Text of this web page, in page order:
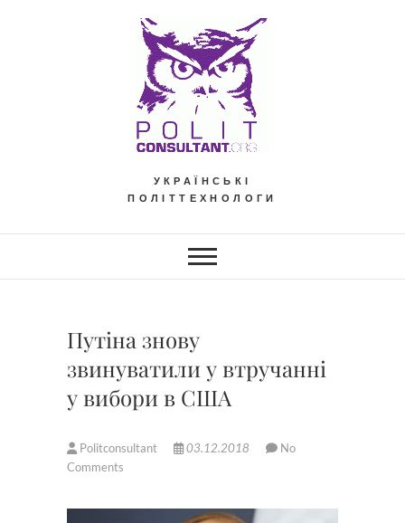
УКРАЇНСЬКІ
ПОЛІТТЕХНОЛОГИ
Путіна знову
звинуватили у втручанні
у вибори в США
Politconsultant 03.12.2018
No
Comments